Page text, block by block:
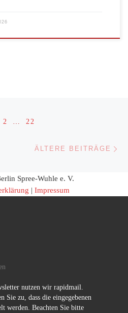
2 22
ÄLTERE BEITRÄGE
| Impressum
nutzen wir rapidmail.
zu, dass die eingegebenen
werden. Beachten Sie bitte